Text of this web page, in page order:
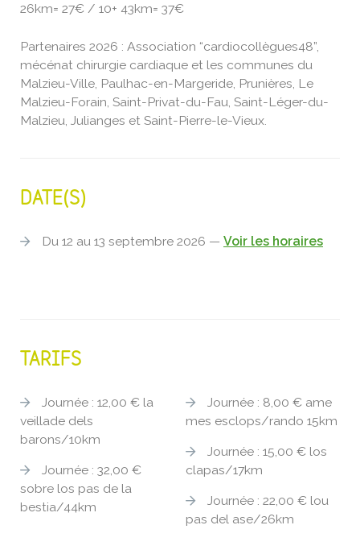
26km= 27€ / 10+ 43km= 37€
Partenaires 2026 : Association “cardiocollègues48”,
mécénat chirurgie cardiaque et les communes du
Malzieu-Ville, Paulhac-en-Margeride, Prunières, Le
Malzieu-Forain, Saint-Privat-du-Fau, Saint-Léger-du-
Malzieu, Julianges et Saint-Pierre-le-Vieux.
DATE(S)
Du 12 au 13 septembre 2026 — Voir les horaires
TARIFS
veillade dels
barons/10km
sobre los pas de la
bestia/44km
mes esclops/rando 15km
clapas/17km
pas del ase/26km